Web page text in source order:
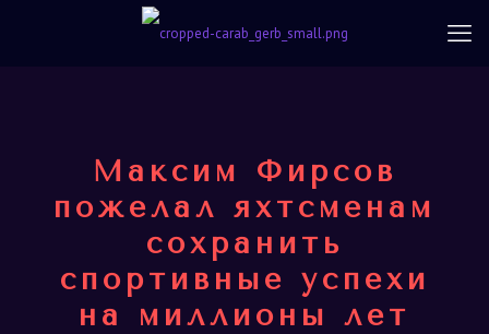
Максим Фирсов
пожелал яхтсменам
сохранить
спортивные успехи
на миллионы лет